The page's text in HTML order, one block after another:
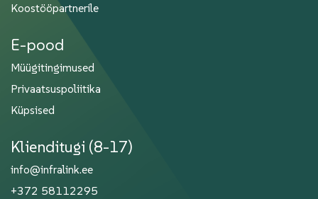
Koostööpartnerile
E-pood
Müügitingimused
Privaatsuspoliitika
Küpsised
Klienditugi (8-17)
info@infralink.ee
+372 58112295